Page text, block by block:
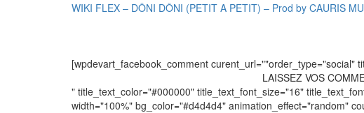
WIKI FLEX – DÔNI DÔNI (PETIT A PETIT) – Prod by CAURIS
[wpdevart_facebook_comment curent_url=""order_type="social"
LAISSEZ VOS
" title_text_color="#000000" title_text_font_size="16"
width="100%" bg_color="#d4d4d4" animation_effect="random"